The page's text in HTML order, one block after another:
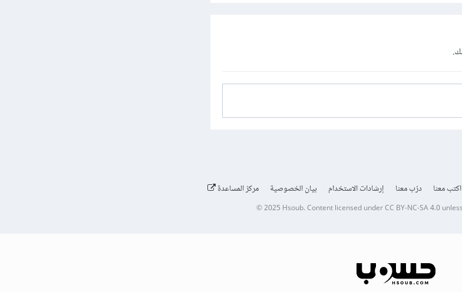
اكتب معنا درّب معنا إرشادات الاستخدام بيان الخصوصية مركز المساعدة
© 2025 Hsoub.Content licensed underCC BY-NC-SA 4.0